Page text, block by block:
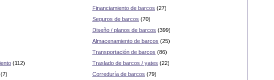
(112)
(7)
Financiamiento de barcos (27)
Seguros de barcos (70)
Diseño / planos de barcos (399)
Almacenamiento de barcos (25)
Transportación de barcos (86)
Traslado de barcos / yates (22)
Correduría de barcos (79)